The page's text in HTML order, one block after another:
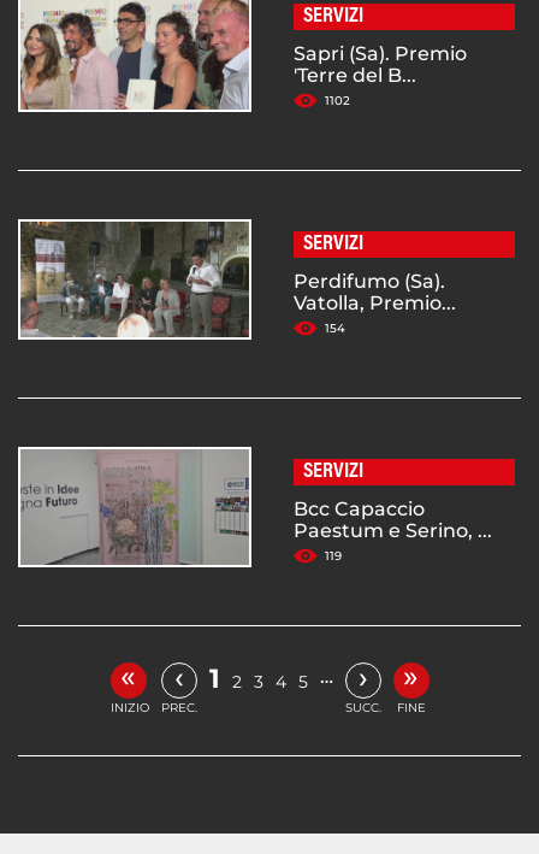
SERVIZI
Sapri (Sa). Premio
'Terre del B...
1102
SERVIZI
Perdifumo (Sa).
Vatolla, Premio...
154
SERVIZI
Bcc Capaccio
Paestum e Serino, ...
119
«
INIZIO
‹
PREC.
1 2 3 4 5 … ›
SUCC.
»
FINE